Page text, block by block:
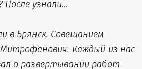
После узнали…
в Брянск. Совещанием
Митрофанович. Каждый из нас
о развертывании работ